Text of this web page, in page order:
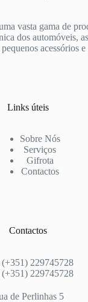
vasta gama de
dos automóveis,
acessórios e
Links úteis
Sobre Nós
Serviços
Gifrota
Contactos
Contactos
229745728
229745728
de Perlinhas 5